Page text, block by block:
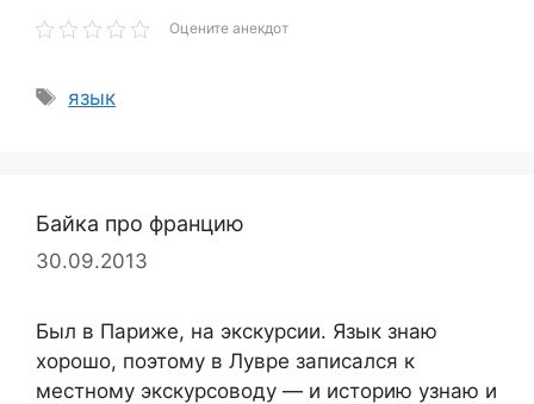
Оцените анекдот
Метки
язык
Байка про францию
30.09.2013
Был в Париже, на экскурсии. Язык знаю
хорошо, поэтому в Лувре записался к
местному экскурсоводу — и историю узнаю и